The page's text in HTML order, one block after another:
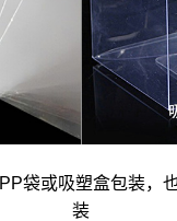
袋或吸塑盒包装，
装